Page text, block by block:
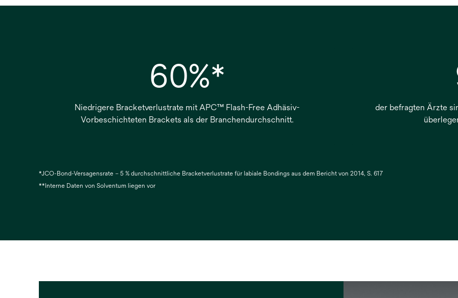
60%*
Niedrigere Bracketverlustrate mit APC™ Flash-Free Adhäsiv-
Vorbeschichteten Brackets als der Branchendurchschnitt.
der befragten Ärzte
*JCO-Bond-Versagensrate – 5 % durchschnittliche Bracketverlustrate für labiale Bondings aus dem Bericht von 2014, S. 617
**Interne Daten von Solventum liegen vor